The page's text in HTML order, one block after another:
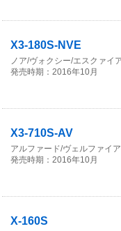
X3-180S-NVE
ノア/ヴォクシー/エスクァ
発売時期：2016年10月
X3-710S-AV
アルファード/ヴェルファイ
発売時期：2016年10月
X-160S